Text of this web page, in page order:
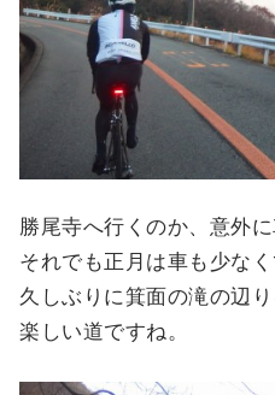
勝尾寺へ行くのか、意外
それでも正月は車も少な
久しぶりに箕面の滝の辺
楽しい道ですね。